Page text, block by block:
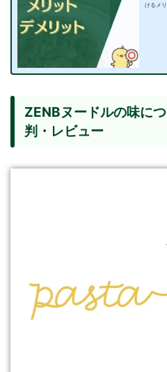
けるメ
ZENBヌードルの味に
判・レビュー